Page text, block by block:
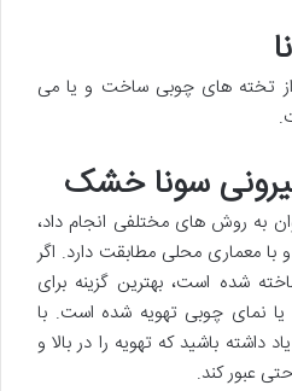
تخته های چوبی ساخت و یا می
به روش های مختلفی انجام داد،
با معماری محلی مطابقت دارد. اگر
شده است، بهترین گزینه برای
یا نمای چوبی تهویه شده است. با
داشته باشید که تهویه را در بالا و
عبور کند.